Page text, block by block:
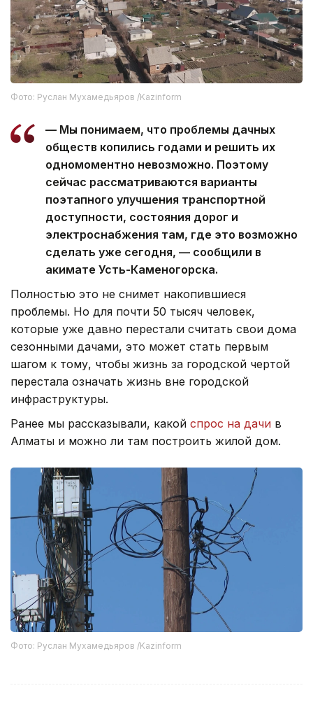
Фото: Руслан Мухамедьяров /Kazinform
— Мы понимаем, что проблемы дачных
обществ копились годами и решить их
одномоментно невозможно. Поэтому
сейчас рассматриваются варианты
поэтапного улучшения транспортной
доступности, состояния дорог и
электроснабжения там, где это возможно
сделать уже сегодня, — сообщили в
акимате Усть-Каменогорска.
Полностью это не снимет накопившиеся
проблемы. Но для почти 50 тысяч человек,
которые уже давно перестали считать свои дома
сезонными дачами, это может стать первым
шагом к тому, чтобы жизнь за городской чертой
перестала означать жизнь вне городской
инфраструктуры.
Ранее мы рассказывали, какой спрос на дачи в
Алматы и можно ли там построить жилой дом.
Фото: Руслан Мухамедьяров /Kazinform